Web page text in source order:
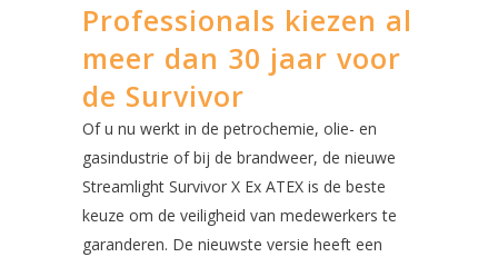
Professionals kiezen al
meer dan 30 jaar voor
de Survivor
Of u nu werkt in de petrochemie, olie- en
gasindustrie of bij de brandweer, de nieuwe
Streamlight Survivor X Ex ATEX is de beste
keuze om de veiligheid van medewerkers te
garanderen. De nieuwste versie heeft een